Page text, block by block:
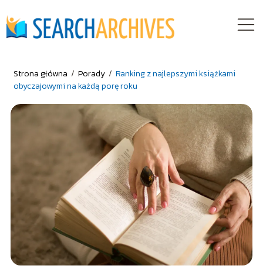
Strona główna / Porady / Ranking z najlepszymi książkami
obyczajowymi na każdą porę roku